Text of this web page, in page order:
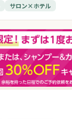
サロン×ホテル